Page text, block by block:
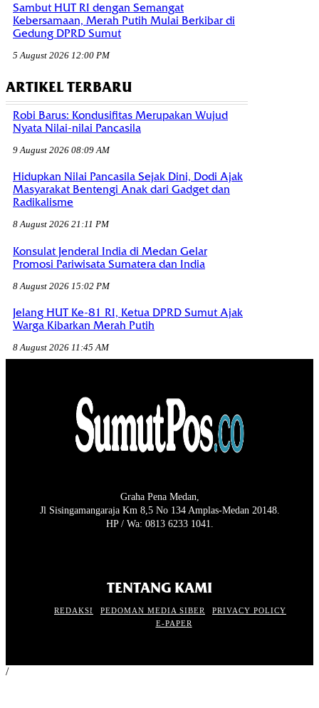
Sambut HUT RI dengan Semangat
Kebersamaan, Merah Putih Mulai Berkibar di
Gedung DPRD Sumut
5 August 2026 12:00 PM
ARTIKEL TERBARU
Robi Barus: Kondusifitas Merupakan Wujud
Nyata Nilai-nilai Pancasila
9 August 2026 08:09 AM
Hidupkan Nilai Pancasila Sejak Dini, Dodi Ajak
Masyarakat Bentengi Anak dari Gadget dan
Radikalisme
8 August 2026 21:11 PM
Konsulat Jenderal India di Medan Gelar
Promosi Pariwisata Sumatera dan India
8 August 2026 15:02 PM
Jelang HUT Ke-81 RI, Ketua DPRD Sumut Ajak
Warga Kibarkan Merah Putih
8 August 2026 11:45 AM
Graha Pena Medan,
Jl Sisingamangaraja Km 8,5 No 134 Amplas-Medan 20148.
HP / Wa: 0813 6233 1041.
TENTANG KAMI
REDAKSI PEDOMAN MEDIA SIBER
PRIVACY POLICY
E-PAPER
/